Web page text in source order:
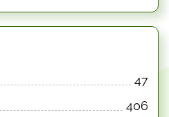
47
406